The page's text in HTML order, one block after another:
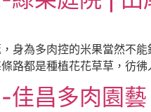
身為多肉控的米果當然不能
路都是種植花花草草，彷
-佳昌多肉園